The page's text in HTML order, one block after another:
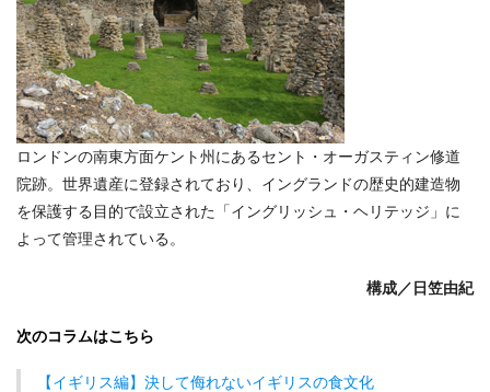
ロンドンの南東方面ケント州にあるセント・オーガスティン修道
院跡。世界遺産に登録されており、イングランドの歴史的建造物
を保護する目的で設立された「イングリッシュ・ヘリテッジ」に
よって管理されている。
構成／ 日笠由紀
次のコラムはこちら
【イギリス編】決して侮れないイギリスの食文化